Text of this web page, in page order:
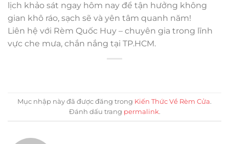
lịch khảo sát ngay hôm nay để tận hưởng không
gian khô ráo, sạch sẽ và yên tâm quanh năm!
Liên hệ với Rèm Quốc Huy – chuyên gia trong lĩnh
vực che mưa, chắn nắng tại TP.HCM.
Mục nhập này đã được đăng trong Kiến Thức Về Rèm Cửa.
Đánh dấu trang permalink.